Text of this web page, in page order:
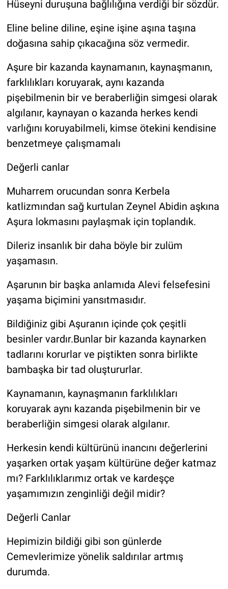
Hüseyni duruşuna bağlılığına verdiği bir sözdür.
Eline beline diline, eşine işine aşına taşına
doğasına sahip çıkacağına söz vermedir.
Aşure bir kazanda kaynamanın, kaynaşmanın,
farklılıkları koruyarak, aynı kazanda
pişebilmenin bir ve beraberliğin simgesi olarak
algılanır, kaynayan o kazanda herkes kendi
varlığını koruyabilmeli, kimse ötekini kendisine
benzetmeye çalışmamalı
Değerli canlar
Muharrem orucundan sonra Kerbela
katlizmından sağ kurtulan Zeynel Abidin aşkına
Aşura lokmasını paylaşmak için toplandık.
Dileriz insanlık bir daha böyle bir zulüm
yaşamasın.
Aşarunın bir başka anlamıda Alevi felsefesini
yaşama biçimini yansıtmasıdır.
Bildiğiniz gibi Aşuranın içinde çok çeşitli
besinler vardır.Bunlar bir kazanda kaynarken
tadlarını korurlar ve piştikten sonra birlikte
bambaşka bir tad oluştururlar.
Kaynamanın, kaynaşmanın farklılıkları
koruyarak aynı kazanda pişebilmenin bir ve
beraberliğin simgesi olarak algılanır.
Herkesin kendi kültürünü inancını değerlerini
yaşarken ortak yaşam kültürüne değer katmaz
mı? Farklılıklarımız ortak ve kardeşçe
yaşamımızın zenginliği değil midir?
Değerli Canlar
Hepimizin bildiği gibi son günlerde
Cemevlerimize yönelik saldırılar artmış
durumda.